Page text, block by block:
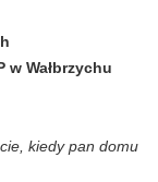
Wałbrzychu
kiedy pan domu